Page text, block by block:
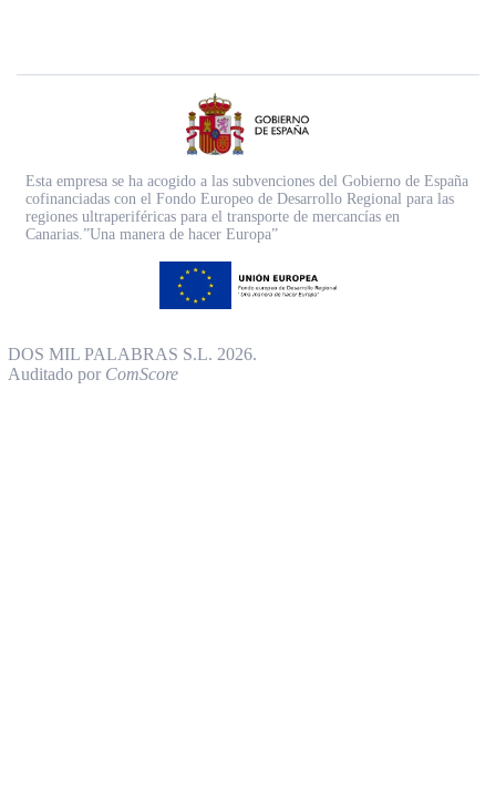
Esta empresa se ha acogido a las subvenciones del Gobierno de España
cofinanciadas con el Fondo Europeo de Desarrollo Regional para las
regiones ultraperiféricas para el transporte de mercancías en
Canarias.”Una manera de hacer Europa”
DOS MIL PALABRAS S.L. 2026.
Auditado por ComScore